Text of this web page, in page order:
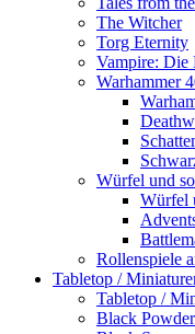
The Witcher
Torg Eternity
Vampire: Die
Warhammer
Würfel und
Würfel
Rollenspiele
Tabletop /
Tabletop /
Black Powder